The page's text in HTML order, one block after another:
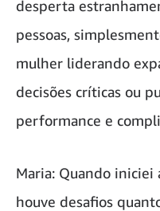
desperta
pessoas,
mulher liderando
decisões críticas ou
performance e
Maria: Quando iniciei
houve desafios